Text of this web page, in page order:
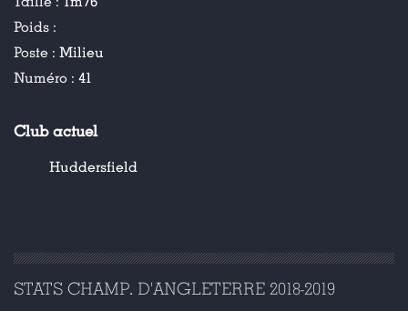
Poids :
Poste : Milieu
Numéro : 41
Club actuel
Huddersfield
STATS CHAMP. D'ANGLETERRE 2018-2019